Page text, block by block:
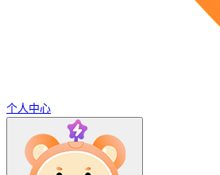
个人中心